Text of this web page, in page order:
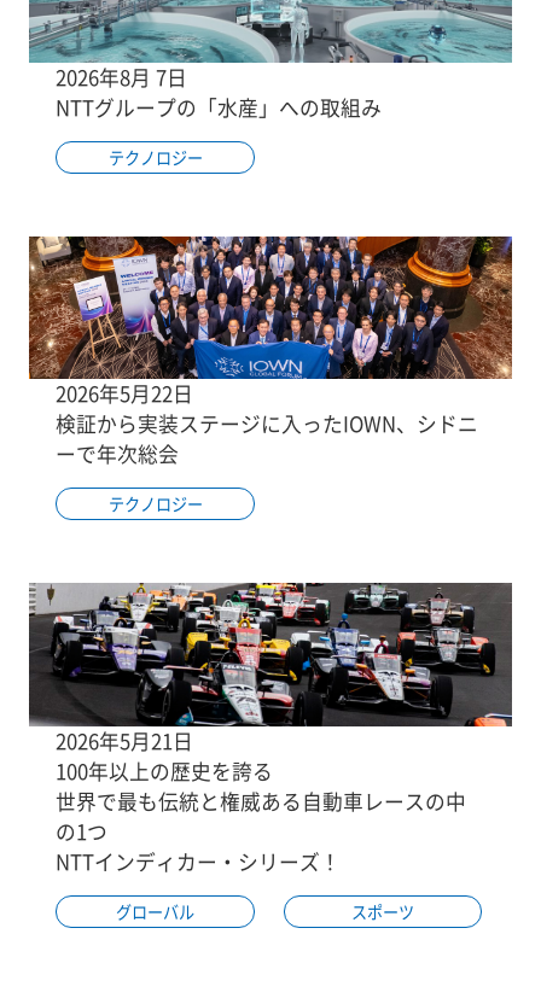
2026年8月 7日
NTTグループの「水産」への取組み
テクノロジー
2026年5月22日
検証から実装ステージに入ったIOWN、シドニ
ーで年次総会
テクノロジー
2026年5月21日
100年以上の歴史を誇る
世界で最も伝統と権威ある自動車レースの中
の1つ
NTTインディカー・シリーズ！
グローバル スポーツ